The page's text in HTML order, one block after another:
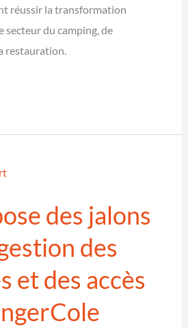
réussir la transformation
secteur du camping, de
restauration.
des jalons
des
et des accès